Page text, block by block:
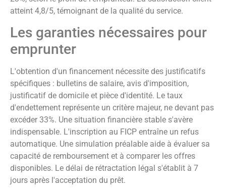
atteint 4,8/5, témoignant de la qualité du service.
Les garanties nécessaires pour
emprunter
L'obtention d'un financement nécessite des justificatifs
spécifiques : bulletins de salaire, avis d'imposition,
justificatif de domicile et pièce d'identité. Le taux
d'endettement représente un critère majeur, ne devant pas
excéder 33%. Une situation financière stable s'avère
indispensable. L'inscription au FICP entraîne un refus
automatique. Une simulation préalable aide à évaluer sa
capacité de remboursement et à comparer les offres
disponibles. Le délai de rétractation légal s'établit à 7
jours après l'acceptation du prêt.